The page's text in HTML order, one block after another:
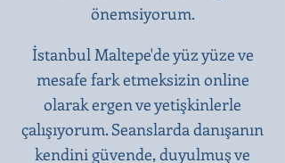
önemsiyorum.
İstanbul Maltepe'de yüz yüze ve
mesafe fark etmeksizin online
olarak ergen ve yetişkinlerle
çalışıyorum. Seanslarda danışanın
kendini güvende, duyulmuş ve